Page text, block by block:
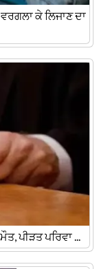
ਕੇ ਲਿਜਾਣ ਦਾ
ਪੀੜਤ ਪਰਿਵਾ ...